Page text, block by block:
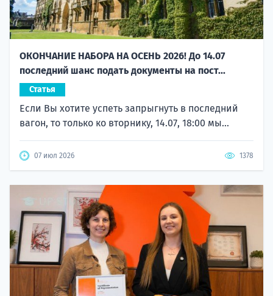
ОКОНЧАНИЕ НАБОРА НА ОСЕНЬ 2026! До 14.07
последний шанс подать документы на пост...
Статья
Если Вы хотите успеть запрыгнуть в последний
вагон, то только ко вторнику, 14.07, 18:00 мы...
07 июл 2026 1378